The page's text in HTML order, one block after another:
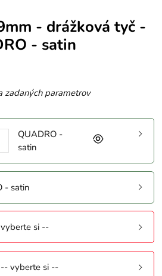
- drážková tyč -
- satin
zadaných parametrov
QUADRO -
satin
- satin
si --
-- vyberte si --